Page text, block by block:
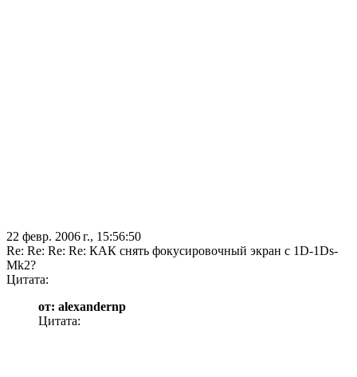
22 февр. 2006 г., 15:56:50
Re: Re: Re: Re: КАК снять фокусировочный экран с 1D-1Ds-
Mk2?
Цитата:
от: alexandernp
Цитата: